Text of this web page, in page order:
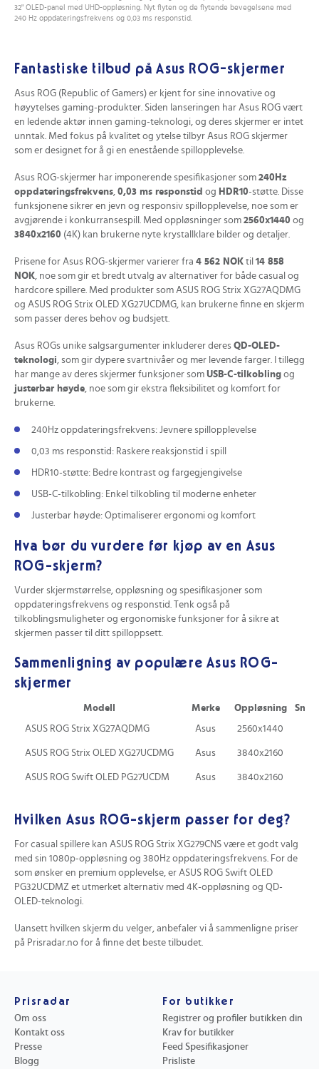
32" OLED-panel med UHD-oppløsning. Nyt flyten og de flytende bevegelsene med
240 Hz oppdateringsfrekvens og 0,03 ms responstid.
Fantastiske tilbud på Asus ROG-skjermer
Asus ROG (Republic of Gamers) er kjent for sine innovative og
høyytelses gaming-produkter. Siden lanseringen har Asus ROG vært
en ledende aktør innen gaming-teknologi, og deres skjermer er intet
unntak. Med fokus på kvalitet og ytelse tilbyr Asus ROG skjermer
som er designet for å gi en enestående spillopplevelse.
Asus ROG-skjermer har imponerende spesifikasjoner som 240Hz
oppdateringsfrekvens 0,03 ms responstid og HDR10-støtte. Disse
funksjonene sikrer en jevn og responsiv spillopplevelse, noe som er
avgjørende i konkurransespill. Med oppløsninger som 2560x1440 og
3840x2160 (4K) kan brukerne nyte krystallklare bilder og detaljer.
Prisene for Asus ROG-skjermer varierer fra 4 562 NOK til 14 858
NOK, noe som gir et bredt utvalg av alternativer for både casual og
hardcore spillere. Med produkter som ASUS ROG Strix XG27AQDMG
og ASUS ROG Strix OLED XG27UCDMG, kan brukerne finne en skjerm
som passer deres behov og budsjett.
Asus ROGs unike salgsargumenter inkluderer deres QD-OLED-
teknologi, som gir dypere svartnivåer og mer levende farger. I tillegg
har mange av deres skjermer funksjoner som USB-C-tilkobling og
justerbar høyde, noe som gir ekstra fleksibilitet og komfort for
brukerne.
240Hz oppdateringsfrekvens: Jevnere spillopplevelse
0,03 ms responstid: Raskere reaksjonstid i spill
HDR10-støtte: Bedre kontrast og fargegjengivelse
USB-C-tilkobling: Enkel tilkobling til moderne enheter
Justerbar høyde: Optimaliserer ergonomi og komfort
Hva bør du vurdere før kjøp av en Asus
ROG-skjerm?
Vurder skjermstørrelse, oppløsning og spesifikasjoner som
oppdateringsfrekvens og responstid. Tenk også på
tilkoblingsmuligheter og ergonomiske funksjoner for å sikre at
skjermen passer til ditt spilloppsett.
Sammenligning av populære Asus ROG-
skjermer
Modell Merke Oppløsning
ASUS ROG Strix XG27AQDMG Asus 2560x1440
ASUS ROG Strix OLED XG27UCDMG Asus 3840x2160
ASUS ROG Swift OLED PG27UCDM Asus 3840x2160
Hvilken Asus ROG-skjerm passer for deg?
For casual spillere kan ASUS ROG Strix XG279CNS være et godt valg
med sin 1080p-oppløsning og 380Hz oppdateringsfrekvens. For de
som ønsker en premium opplevelse, er ASUS ROG Swift OLED
PG32UCDMZ et utmerket alternativ med 4K-oppløsning og QD-
OLED-teknologi.
Uansett hvilken skjerm du velger, anbefaler vi å sammenligne priser
på Prisradar.no for å finne det beste tilbudet.
Prisradar
Om oss
Kontakt oss
Presse
Blogg
For butikker
Registrer og profiler butikken din
Krav for butikker
Feed Spesifikasjoner
Prisliste